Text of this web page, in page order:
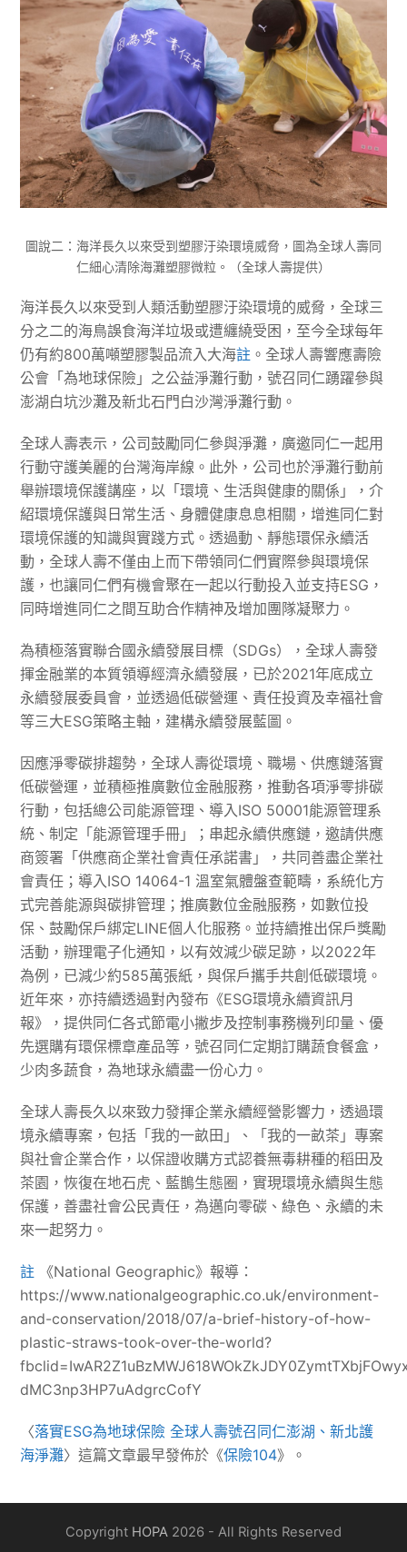
圖說二：海洋長久以來受到塑膠汙染環境威脅，圖為全球人壽同
仁細心清除海灘塑膠微粒。（全球人壽提供）
海洋長久以來受到人類活動塑膠汙染環境的威脅，全球三
分之二的海鳥誤食海洋垃圾或遭纏繞受困，至今全球每年
仍有約800萬噸塑膠製品流入大海註 。全球人壽響應壽險
公會「為地球保險」之公益淨灘行動，號召同仁踴躍參與
澎湖白坑沙灘及新北石門白沙灣淨灘行動。
全球人壽表示，公司鼓勵同仁參與淨灘，廣邀同仁一起用
行動守護美麗的台灣海岸線。此外，公司也於淨灘行動前
舉辦環境保護講座，以「環境、生活與健康的關係」，介
紹環境保護與日常生活、身體健康息息相關，增進同仁對
環境保護的知識與實踐方式。透過動、靜態環保永續活
動，全球人壽不僅由上而下帶領同仁們實際參與環境保
護，也讓同仁們有機會聚在一起以行動投入並支持ESG，
同時增進同仁之間互助合作精神及增加團隊凝聚力。
為積極落實聯合國永續發展目標（SDGs），全球人壽發
揮金融業的本質領導經濟永續發展，已於2021年底成立
永續發展委員會，並透過低碳營運、責任投資及幸福社會
等三大ESG策略主軸，建構永續發展藍圖。
因應淨零碳排趨勢，全球人壽從環境、職場、供應鏈落實
低碳營運，並積極推廣數位金融服務，推動各項淨零排碳
行動，包括總公司能源管理、導入ISO 50001能源管理系
統、制定「能源管理手冊」；串起永續供應鏈，邀請供應
商簽署「供應商企業社會責任承諾書」，共同善盡企業社
會責任；導入ISO 14064-1 溫室氣體盤查範疇，系統化方
式完善能源與碳排管理；推廣數位金融服務，如數位投
保、鼓勵保戶綁定LINE個人化服務。並持續推出保戶獎勵
活動，辦理電子化通知，以有效減少碳足跡，以2022年
為例，已減少約585萬張紙，與保戶攜手共創低碳環境。
近年來，亦持續透過對內發布《ESG環境永續資訊月
報》，提供同仁各式節電小撇步及控制事務機列印量、優
先選購有環保標章產品等，號召同仁定期訂購蔬食餐盒，
少肉多蔬食，為地球永續盡一份心力。
全球人壽長久以來致力發揮企業永續經營影響力，透過環
境永續專案，包括「我的一畝田」、「我的一畝茶」專案
與社會企業合作，以保證收購方式認養無毒耕種的稻田及
茶園，恢復在地石虎、藍鵲生態圈，實現環境永續與生態
保護，善盡社會公民責任，為邁向零碳、綠色、永續的未
來一起努力。
註 《National Geographic》報導：
https://www.nationalgeographic.co.uk/environment-
and-conservation/2018/07/a-brief-history-of-how-
plastic-straws-took-over-the-world?
dMC3np3HP7uAdgrcCofY
〈落實ESG為地球保險 全球人壽號召同仁澎湖、新北護
海淨灘〉這篇文章最早發佈於《保險104》。
Copyright HOPA 2026 - All Rights Reserved